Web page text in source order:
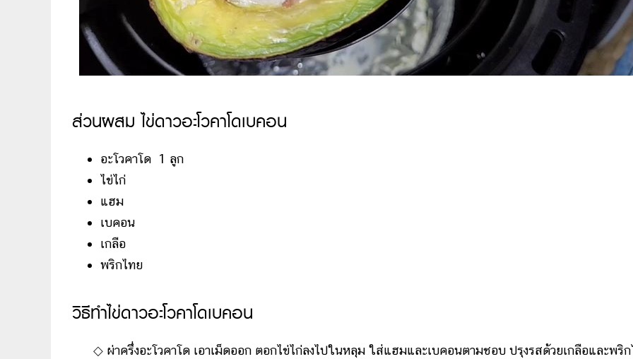
ส่วนผสม ไข่ดาวอะโวคาโดเบคอน
อะโวคาโด 1 ลูก
ไข่ไก่
แฮม
เบคอน
เกลือ
พริกไทย
วิธีทำไข่ดาวอะโวคาโดเบคอน
◇ ผ่าครึ่งอะโวคาโด เอาเม็ดออก ตอกไข่ไก่ลงไปในหลุม ใส่แฮมและเบคอนตามชอบ ปรุงรสด้วยเกลือและพริ